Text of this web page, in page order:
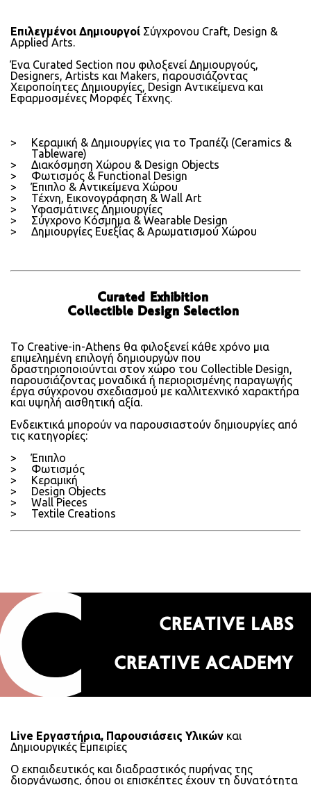
Επιλεγμένοι Δημιουργοί Σύγχρονου Craft, Design &
Applied Arts.
Ένα Curated Section που φιλοξενεί Δημιουργούς,
Designers, Artists και Makers, παρουσιάζοντας
Χειροποίητες Δημιουργίες, Design Αντικείμενα και
Εφαρμοσμένες Μορφές Τέχνης.
Κεραμική & Δημιουργίες για το Τραπέζι (Ceramics &
Tableware)
Διακόσμηση Χώρου & Design Objects
Φωτισμός & Functional Design
Έπιπλο & Αντικείμενα Χώρου
Τέχνη, Εικονογράφηση & Wall Art
Υφασμάτινες Δημιουργίες
Σύγχρονο Κόσμημα & Wearable Design
Δημιουργίες Ευεξίας & Αρωματισμού Χώρου
Curated Exhibition
Collectible Design Selection
Το Creative-in-Athens θα φιλοξενεί κάθε χρόνο μια
επιμελημένη επιλογή δημιουργών που
δραστηριοποιούνται στον χώρο του Collectible Design,
παρουσιάζοντας μοναδικά ή περιορισμένης παραγωγής
έργα σύγχρονου σχεδιασμού με καλλιτεχνικό χαρακτήρα
και υψηλή αισθητική αξία.
Ενδεικτικά μπορούν να παρουσιαστούν δημιουργίες από
τις κατηγορίες:
Έπιπλο
Φωτισμός
Κεραμική
Design Objects
Wall Pieces
Textile Creations
CREATIVE LABS
CREATIVE ACADEMY
Live Εργαστήρια, Παρουσιάσεις Υλικών και
Δημιουργικές Εμπειρίες
Ο εκπαιδευτικός και διαδραστικός πυρήνας της
διοργάνωσης, όπου οι επισκέπτες έχουν τη δυνατότητα
SUBSCRIBE
Search